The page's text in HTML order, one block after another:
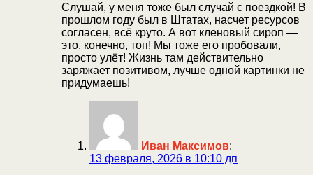
Слушай, у меня тоже был случай с поездкой! В
прошлом году был в Штатах, насчет ресурсов
согласен, всё круто. А вот кленовый сироп —
это, конечно, топ! Мы тоже его пробовали,
просто улёт! Жизнь там действительно
заряжает позитивом, лучше одной картинки не
придумаешь!
Иван Максимов:
13 февраля, 2026 в 10:10 дп